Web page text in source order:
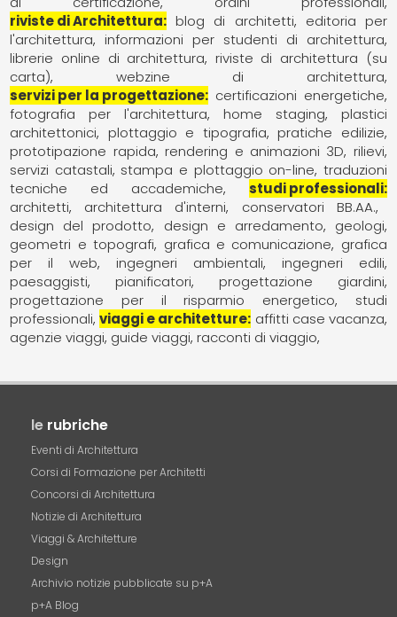
riviste di Architettura
blog di architetti
editoria per
l'architettura
informazioni per studenti di architettura
librerie online di architettura riviste di architettura (su
carta)
webzine di architettura
servizi per la progettazione
certificazioni energetiche
fotografia per l'architettura
home staging
plastici
architettonici
plottaggio e tipografia
pratiche edilizie
prototipazione rapida rendering e animazioni 3D rilievi
servizi catastali stampa e plottaggio on-line traduzioni
tecniche ed accademiche
studi professionali
architetti
architettura d'interni
conservatori BB.AA.
design del prodotto
design e arredamento
geologi
geometri e topografi grafica e comunicazione grafica
per il web
ingegneri ambientali
ingegneri edili
paesaggisti
pianificatori
progettazione giardini
progettazione per il risparmio energetico
studi
professionali viaggi e architetture affitti case vacanza
agenzie viaggi guide viaggi racconti di viaggio
le rubriche
Eventi di Architettura
Corsi di Formazione per Architetti
Concorsi di Architettura
Notizie di Architettura
Viaggi & Architetture
Design
Archivio notizie pubblicate su p+A
p+A Blog